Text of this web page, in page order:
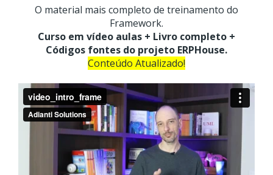
O material mais completo de treinamento do
Framework.
Curso em vídeo aulas + Livro completo +
Códigos fontes do projeto ERPHouse.
Conteúdo Atualizado!